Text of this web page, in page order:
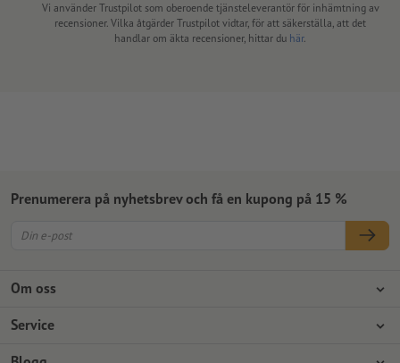
Vi använder Trustpilot som oberoende tjänsteleverantör för inhämtning av
recensioner. Vilka åtgärder Trustpilot vidtar, för att säkerställa, att det
handlar om äkta recensioner, hittar du här.
Om oss
Företag
Service
Betalningsalternativ
Prenumerera på nyhetsbrev och få en kupong på 15 %